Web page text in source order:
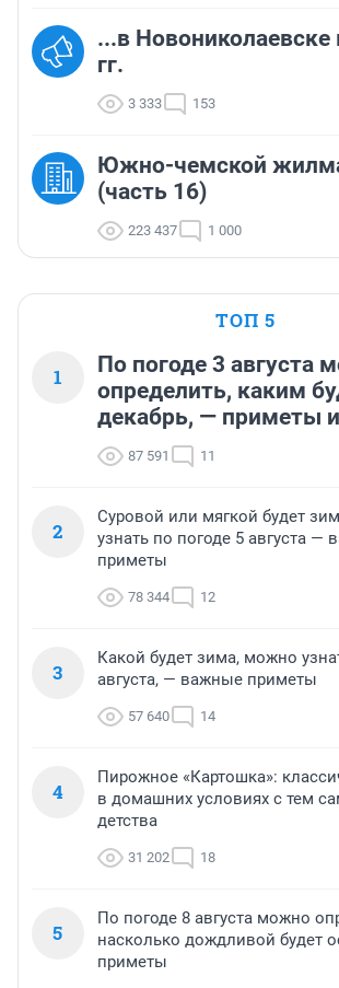
...в Новониколаевске
гг.
3 333 153
Южно-чемской
(часть 16)
223 437 1 000
ТОП 5
1
По погоде 3 августа
определить, каким
декабрь, — приметы
87 591 11
2
Суровой или мягкой будет
узнать по погоде 5 августа —
приметы
78 344 12
3
Какой будет зима, можно
августа, — важные приметы
57 640 14
4
Пирожное «Картошка»:
в домашних условиях с тем
детства
31 202 18
5
По погоде 8 августа можно
насколько дождливой будет
приметы